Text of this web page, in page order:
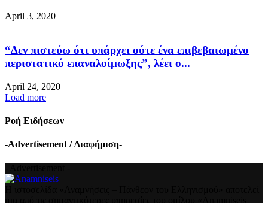
April 3, 2020
“Δεν πιστεύω ότι υπάρχει ούτε ένα επιβεβαιωμένο
περιστατικό επαναλοίμωξης”, λέει ο...
April 24, 2020
Load more
Ροή Ειδήσεων
-Advertisement / Διαφήμιση-